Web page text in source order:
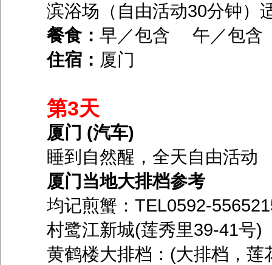
滨浴场（自由活动30分钟）
餐食： 早／包含 午／包
住宿： 厦门
第3天
厦门 (汽车)
睡到自然醒，全天自由活动
厦门当地大排档参考
均记煎蟹：TEL0592-
村鹭江新城(莲秀里39-41号)
黄鹤楼大排档：(大排档，